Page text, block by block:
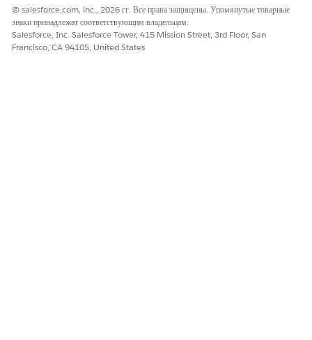
© salesforce.com, inc., 2026 гг. Все права защищены. Упомянутые товарные
знаки принадлежат соответствующим владельцам.
Salesforce, Inc. Salesforce Tower, 415 Mission Street, 3rd Floor, San
Francisco, CA 94105, United States